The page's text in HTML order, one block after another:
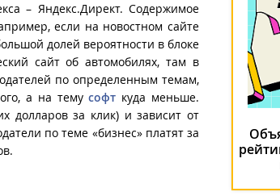
– Яндекс.Директ. Содержимое
если на новостном сайте
долей вероятности в блоке
сайт об автомобилях, там в
по определенным темам,
а на темусофт куда меньше.
долларов за клик) и зависит от
по теме «бизнес» платят за